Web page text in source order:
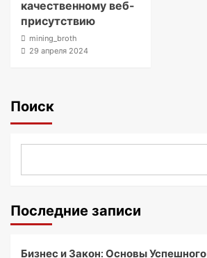
качественному веб-
присутствию
mining_broth
29 апреля 2024
Поиск
Последние записи
Бизнес и Закон: Основы Успешного